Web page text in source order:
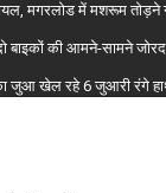
में मशरूम तोड़ने गए
बाइकों की आमने-सामने
जुआ खेल रहे 6 जुआरी रंगे